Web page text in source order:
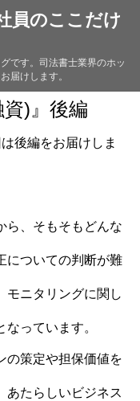
員のここだけ
です。司法書士業界のホッ
届けします。
資)』後編
後編をお届けしま
ら、そもそもどんな
についての判断が難
モニタリングに関し
っています。
の策定や担保価値を
あたらしいビジネス